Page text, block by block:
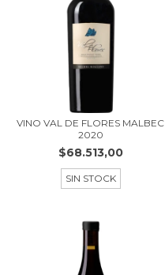
VINO VAL DE FLORES MALBEC
2020
$68.513,00
SIN STOCK